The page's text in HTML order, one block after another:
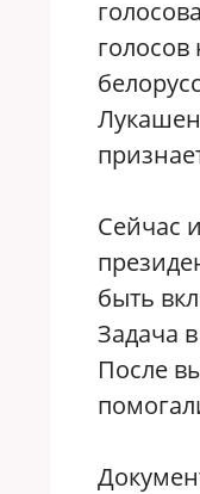
Сейчас
быть
Задача
После